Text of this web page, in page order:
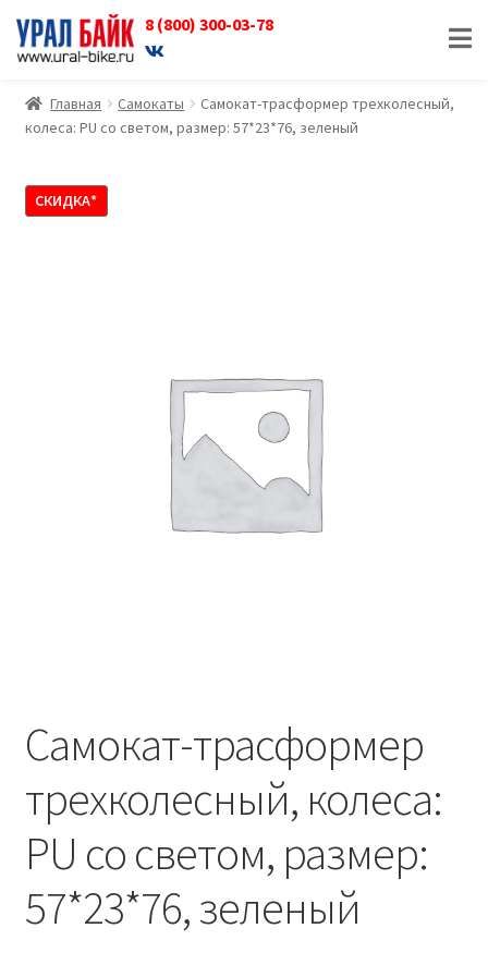
8 (800) 300-03-78
Перейти
к
навигации
Перейти
к
содержимому
Главная Самокаты
Самокат-трасформер трехколесный,
колеса: PU со светом, размер: 57*23*76, зеленый
СКИДКА*
Самокат-трасформер
трехколесный, колеса:
PU со светом, размер:
57*23*76, зеленый